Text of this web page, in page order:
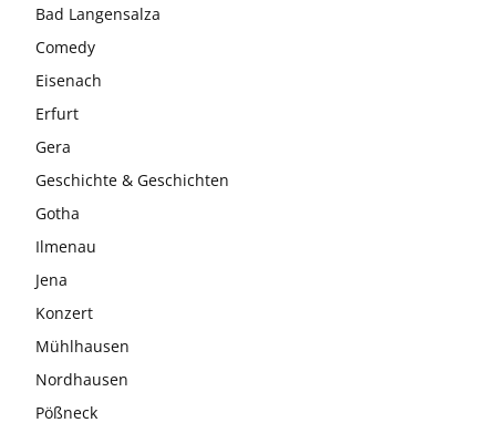
Bad Langensalza
Comedy
Eisenach
Erfurt
Gera
Geschichte & Geschichten
Gotha
Ilmenau
Jena
Konzert
Mühlhausen
Nordhausen
Pößneck